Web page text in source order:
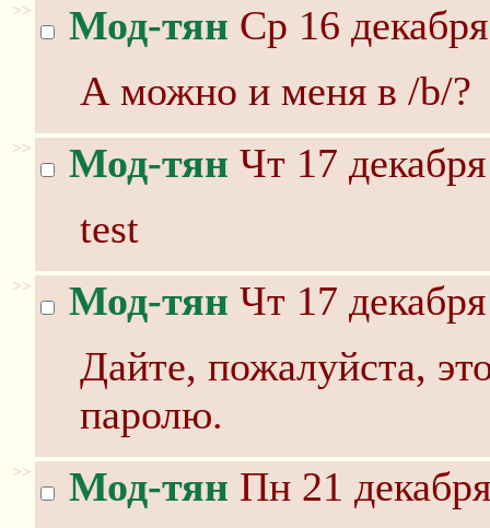
>> Мод-тян Ср 16
А можно и меня в /b/?
>> Мод-тян Чт 17
test
>> Мод-тян Чт 17
Дайте, пожалуйста,
паролю.
>> Мод-тян Пн 21